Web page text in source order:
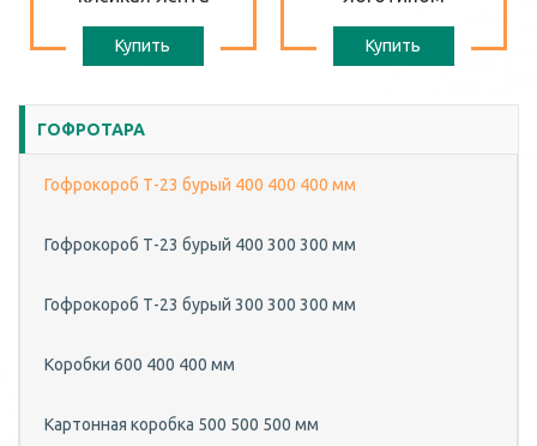
Купить Купить
ГОФРОТАРА
Гофрокороб Т-23 бурый 400 400 400 мм
Гофрокороб Т-23 бурый 400 300 300 мм
Гофрокороб Т-23 бурый 300 300 300 мм
Коробки 600 400 400 мм
Картонная коробка 500 500 500 мм